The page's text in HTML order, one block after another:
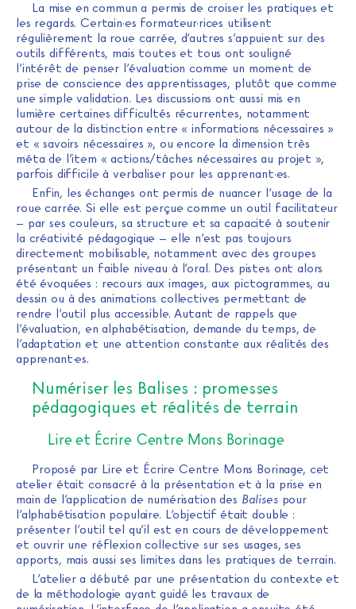
La mise en commun a permis de croiser les pratiques et
les regards. Certain·es formateur·rices utilisent
régulièrement la roue carrée, d’autres s’appuient sur des
outils différents, mais toutes et tous ont souligné
l’intérêt de penser l’évaluation comme un moment de
prise de conscience des apprentissages, plutôt que comme
une simple validation. Les discussions ont aussi mis en
lumière certaines difficultés récurrentes, notamment
autour de la distinction entre « informations nécessaires »
et « savoirs nécessaires », ou encore la dimension très
méta de l’item « actions/tâches nécessaires au projet »,
parfois difficile à verbaliser pour les apprenant·es.
Enfin, les échanges ont permis de nuancer l’usage de la
roue carrée. Si elle est perçue comme un outil facilitateur
– par ses couleurs, sa structure et sa capacité à soutenir
la créativité pédagogique – elle n’est pas toujours
directement mobilisable, notamment avec des groupes
présentant un faible niveau à l’oral. Des pistes ont alors
été évoquées : recours aux images, aux pictogrammes, au
dessin ou à des animations collectives permettant de
rendre l’outil plus accessible. Autant de rappels que
l’évaluation, en alphabétisation, demande du temps, de
l’adaptation et une attention constante aux réalités des
apprenant·es.
Numériser les Balises : promesses
pédagogiques et réalités de terrain
Lire et Écrire Centre Mons Borinage
Proposé par Lire et Écrire Centre Mons Borinage, cet
atelier était consacré à la présentation et à la prise en
main de l’application de numérisation des Balisespour
l’alphabétisation populaire. L’objectif était double :
présenter l’outil tel qu’il est en cours de développement
et ouvrir une réflexion collective sur ses usages, ses
apports, mais aussi ses limites dans les pratiques de terrain.
L’atelier a débuté par une présentation du contexte et
de la méthodologie ayant guidé les travaux de